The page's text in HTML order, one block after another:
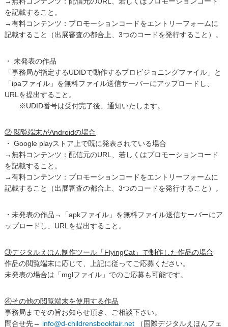
を記載すること。
→有料コンテンツ：プロモーションコードをエントリーフォームに
記載すること（出展審査の都合上、3つのコードを発行すること）。
・ 未発表の作品
「事務局が指定するUDIDで動作するプロビジョニングファイル」と
「ipaファイル」を無料ファイル送信サーバーにアップロードし、
URLを提出すること。
※UDID番号は受付完了後、通知いたします。
② 閲覧端末がAndroidの場合
・ Google playストア上で既に発表されている場合
→無料コンテンツ：配信元のURL、若しくはプロモーションコード
を記載すること。
→有料コンテンツ：プロモーションコードをエントリーフォームに
記載すること（出展審査の都合上、3つのコードを発行すること）。
・未発表の作品→「apkファイル」を無料ファイル送信サーバーにア
ップロードし、URLを提出すること。
③デジタルえほん制作ツール「FlyingCat」で制作した作品の場合
作品の閲覧端末に応じて、上記に従ってご応募ください。
未発表の場合は「mglファイル」でのご応募も可能です。
④その他の閲覧端末を使用する作品
事務局までその旨お知らせ頂き、ご相談下さい。
問合せ先→ info@d-childrensbookfair.net（国際デジタルえほんフェ